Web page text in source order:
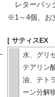
レターパッ
※1～4個、お
[ サティスEX
水、グリ
テアリン
油、テト
ーン分解